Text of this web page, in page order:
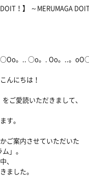
～MERUMAGA DOIT
。.. ○o。. Oo。..。
んにちは！
ご愛読いただきまして、
す。
ご案内させていただいた
」。
、
ました。